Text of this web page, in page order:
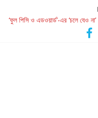
‘ফুল পিসি ও এডওয়ার্ড’-এর ‘চলে যেও
রবীন্দ্রনাথ ও গুলজারের সৃষ্টির
কলের গান থেকে রীলস্ — বাঙালির গান